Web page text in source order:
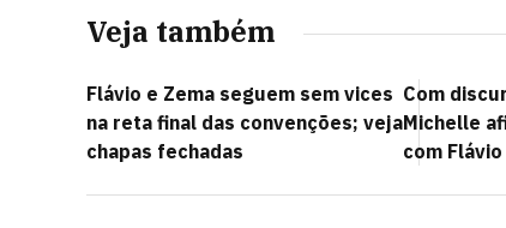
Veja também
Flávio e Zema seguem sem vices
na reta final das convenções; veja
chapas fechadas
Com
Michelle
com